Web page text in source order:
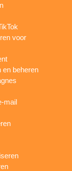
voor
en beheren
mail